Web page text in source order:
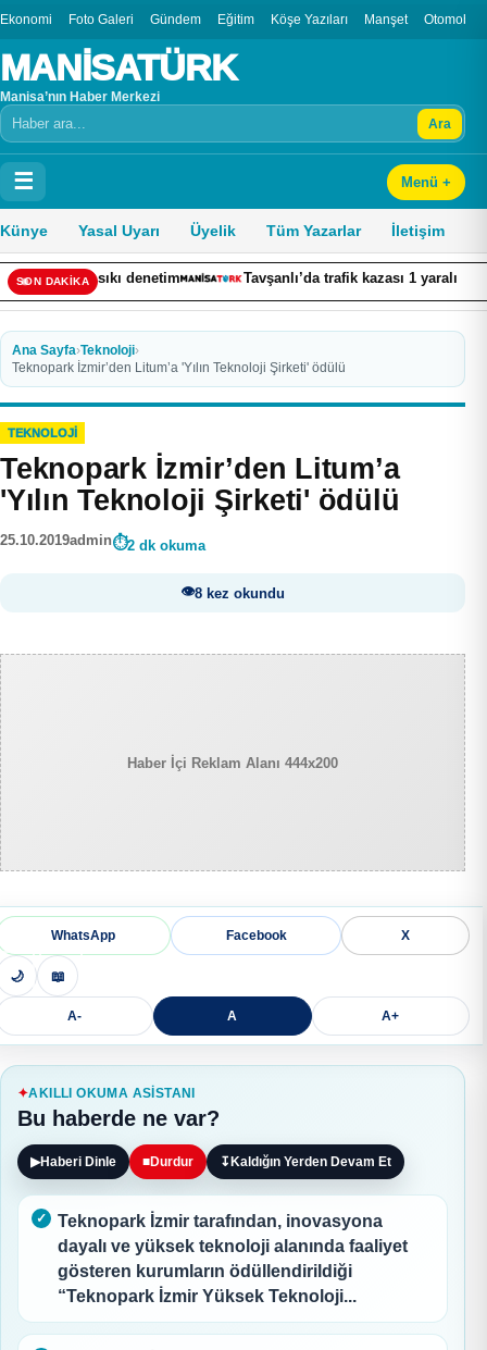
Ekonomi Foto Galeri Gündem Eğitim Köşe Yazıları Manşet Otomobil
MANİSATÜRK
Manisa’nın Haber Merkezi
Arama Ara
☰ Menü +
Künye Yasal Uyarı Üyelik Tüm Yazarlar İletişim
SON DAKİKA Tavşanlı’da trafik kazası 1 yaralı Gençlik ve
Ana Sayfa›Teknoloji›
Teknopark İzmir’den Litum’a 'Yılın Teknoloji Şirketi' ödülü
TEKNOLOJI
Teknopark İzmir’den Litum’a
'Yılın Teknoloji Şirketi' ödülü
25.10.2019admin 2 dk okuma
8 kez okundu
Haber İçi Reklam Alanı 444x200
WhatsApp Facebook X
🌙 📖
A- A A+
AKILLI OKUMA ASISTANI
Bu haberde ne var?
▶Haberi Dinle ■Durdur ↧ Kaldığın Yerden Devam Et
Teknopark İzmir tarafından, inovasyona
dayalı ve yüksek teknoloji alanında faaliyet
gösteren kurumların ödüllendirildiği
“Teknopark İzmir Yüksek Teknoloji...